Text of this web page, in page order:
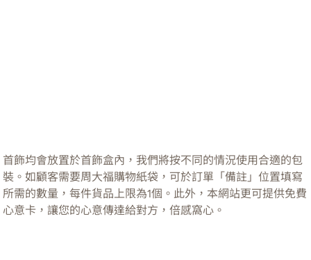
首飾均會放置於首飾盒內，我們將按不同的情況使用合適的包
裝。如顧客需要周大福購物紙袋，可於訂單「備註」位置填寫
所需的數量，每件貨品上限為1個。此外，本網站更可提供免費
心意卡，讓您的心意傳達給對方，倍感窩心。